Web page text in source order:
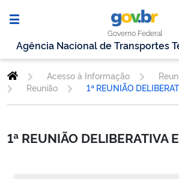
Governo Federal
Agência Nacional de Transportes
Acesso à Informação
Reunião
1ª REUNIÃO DELIBERATIVA